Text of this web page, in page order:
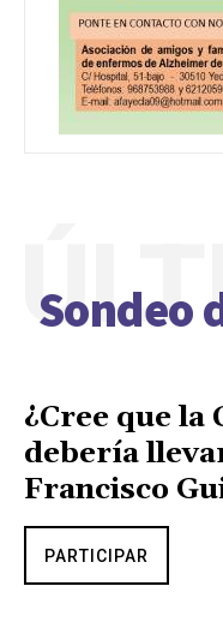
Sondeo
¿Cree que la
debería
Francisco
PARTICIPAR